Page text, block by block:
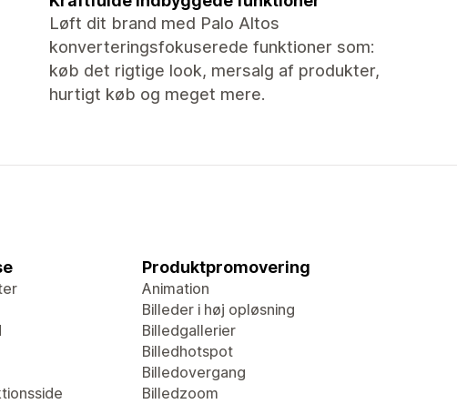
Løft dit brand med Palo Altos
konverteringsfokuserede funktioner som:
køb det rigtige look, mersalg af produkter,
hurtigt køb og meget mere.
Produktpromovering
Animation
Billeder i høj opløsning
Billedgallerier
Billedhotspot
Billedovergang
Billedzoom